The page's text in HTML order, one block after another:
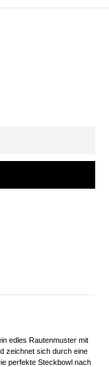
edles Rautenmuster mit
zeichnet sich durch eine
perfekte Steckbowl nach